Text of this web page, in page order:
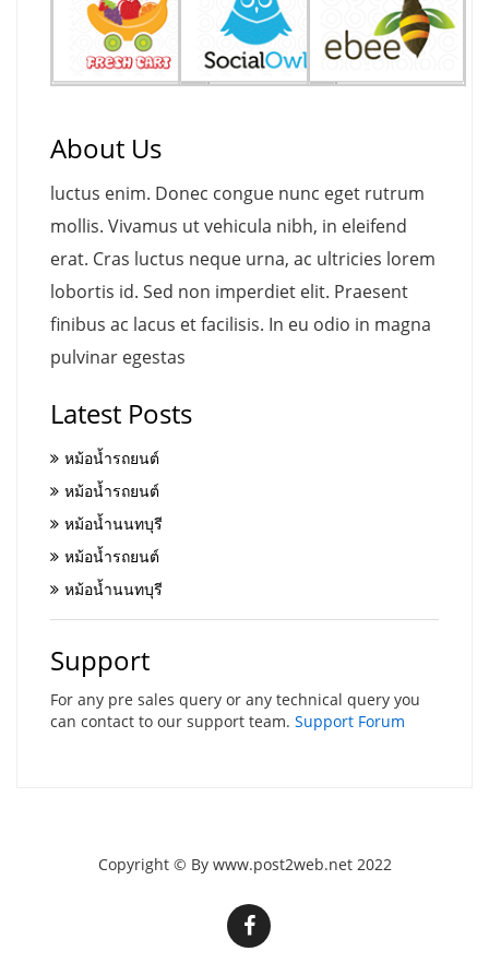
About Us
luctus enim. Donec congue nunc eget rutrum
mollis. Vivamus ut vehicula nibh, in eleifend
erat. Cras luctus neque urna, ac ultricies lorem
lobortis id. Sed non imperdiet elit. Praesent
finibus ac lacus et facilisis. In eu odio in magna
pulvinar egestas
Latest Posts
หม้อน้ำรถยนต์
หม้อน้ำรถยนต์
หม้อน้ำนนทบุรี
หม้อน้ำรถยนต์
หม้อน้ำนนทบุรี
Support
For any pre sales query or any technical query you
can contact to our support team. Support Forum
Copyright © By www.post2web.net 2022